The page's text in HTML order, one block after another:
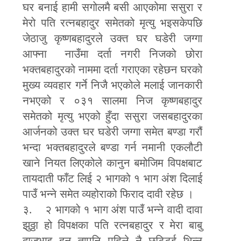
घर बनाई हामी सगोलमै बसी आएकोमा ससुरा र
मेरो पति रत्नबहादुर समेतको मृत्यु भइसकेपछि
जेठाजु कृष्णबहादुरले उक्त घर घडेरी जग्गा
आफ्ना नाउँमा दर्ता नगरी निजको छोरा
भक्तबहादुरको नाममा दर्ता गराएका रहेछन घरको
मुख्य व्यवहार गर्ने निजै भएकोले मलाई जानकारी
नभएको र ०३१ सालमा निज कृष्णबहादुर
समेतको मृत्यु भएको हुँदा ससुरा जसबहादुरका
आर्जनको उक्त घर घडेरी जग्गा समेत बण्डा गरौं
भन्दा भक्तबहादुरले बण्डा गर्न नमानी एकलौटी
खाने नियत लिएकोले कानुन बमोजिम विपक्षबाट
तायदाती फाँट लिई २ भागको १ भाग अंश दिलाई
पाउँ भन्ने समेत व्यहोराको फिराद दावी रहेछ ।
३. २ भागको १ भाग अंश पाउँ भन्ने वादी दावा
झुठ्ठा हो विपक्षका पति रत्नबहादुर र मेरा बाबु